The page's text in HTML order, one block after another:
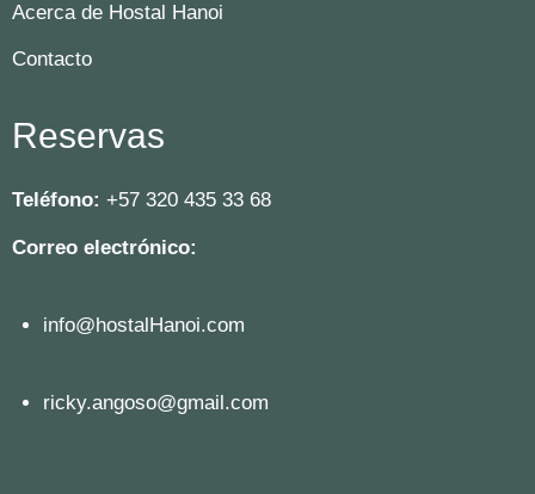
Acerca de Hostal Hanoi
Contacto
Reservas
Teléfono: +57 320 435 33 68
Correo electrónico:
info@hostalHanoi.com
ricky.angoso@gmail.com